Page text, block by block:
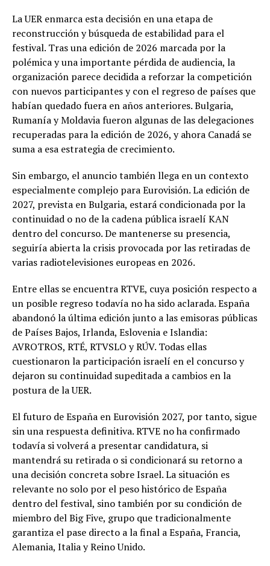
La UER enmarca esta decisión en una etapa de
reconstrucción y búsqueda de estabilidad para el
festival. Tras una edición de 2026 marcada por la
polémica y una importante pérdida de audiencia, la
organización parece decidida a reforzar la competición
con nuevos participantes y con el regreso de países que
habían quedado fuera en años anteriores. Bulgaria,
Rumanía y Moldavia fueron algunas de las delegaciones
recuperadas para la edición de 2026, y ahora Canadá se
suma a esa estrategia de crecimiento.
Sin embargo, el anuncio también llega en un contexto
especialmente complejo para Eurovisión. La edición de
2027, prevista en Bulgaria, estará condicionada por la
continuidad o no de la cadena pública israelí KAN
dentro del concurso. De mantenerse su presencia,
seguiría abierta la crisis provocada por las retiradas de
varias radiotelevisiones europeas en 2026.
Entre ellas se encuentra RTVE, cuya posición respecto a
un posible regreso todavía no ha sido aclarada. España
abandonó la última edición junto a las emisoras públicas
de Países Bajos, Irlanda, Eslovenia e Islandia:
AVROTROS, RTÉ, RTVSLO y RÚV. Todas ellas
cuestionaron la participación israelí en el concurso y
dejaron su continuidad supeditada a cambios en la
postura de la UER.
El futuro de España en Eurovisión 2027, por tanto, sigue
sin una respuesta definitiva. RTVE no ha confirmado
todavía si volverá a presentar candidatura, si
mantendrá su retirada o si condicionará su retorno a
una decisión concreta sobre Israel. La situación es
relevante no solo por el peso histórico de España
dentro del festival, sino también por su condición de
miembro del Big Five, grupo que tradicionalmente
garantiza el pase directo a la final a España, Francia,
Alemania, Italia y Reino Unido.